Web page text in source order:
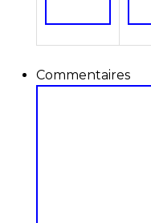
Commentaires